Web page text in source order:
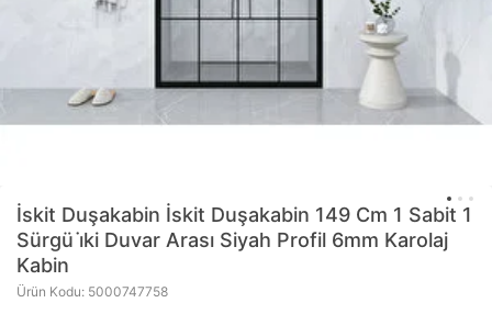
İskit Duşakabin İskit Duşakabin 149 Cm 1 Sabit 1
Sürgü i̇ki Duvar Arası Siyah Profil 6mm Karolaj
Kabin
Ürün Kodu: 5000747758